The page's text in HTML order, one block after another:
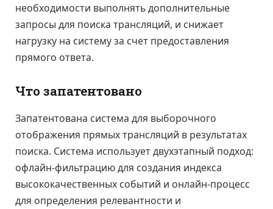
необходимости выполнять дополнительные
запросы для поиска трансляций, и снижает
нагрузку на систему за счет предоставления
прямого ответа.
Что запатентовано
Запатентована система для выборочного
отображения прямых трансляций в результатах
поиска. Система использует двухэтапный подход:
офлайн-фильтрацию для создания индекса
высококачественных событий и онлайн-процесс
для определения релевантности и